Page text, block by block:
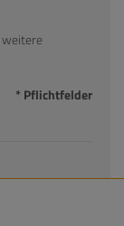
weitere
* Pflichtfelder